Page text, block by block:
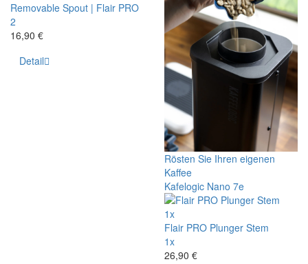
Removable Spout | Flair PRO
2
16,90 €
Detail
Rösten Sie Ihren eigenen
Kaffee
Kafelogic Nano 7e
1x
Flair PRO Plunger Stem
1x
26,90 €